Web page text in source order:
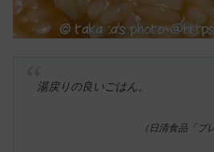
湯戻りの良いごはん。
（日清食品「プ